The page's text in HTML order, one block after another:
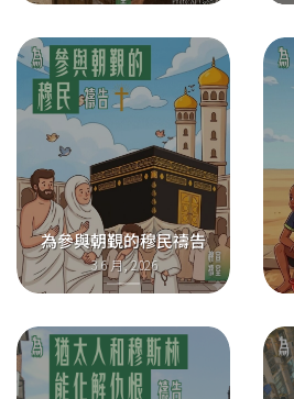
為參與朝覲的穆民禱告
3 6 月, 2026